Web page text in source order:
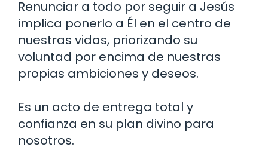
Renunciar a todo por seguir a Jesús
implica ponerlo a Él en el centro de
nuestras vidas, priorizando su
voluntad por encima de nuestras
propias ambiciones y deseos.
Es un acto de entrega total y
confianza en su plan divino para
nosotros.